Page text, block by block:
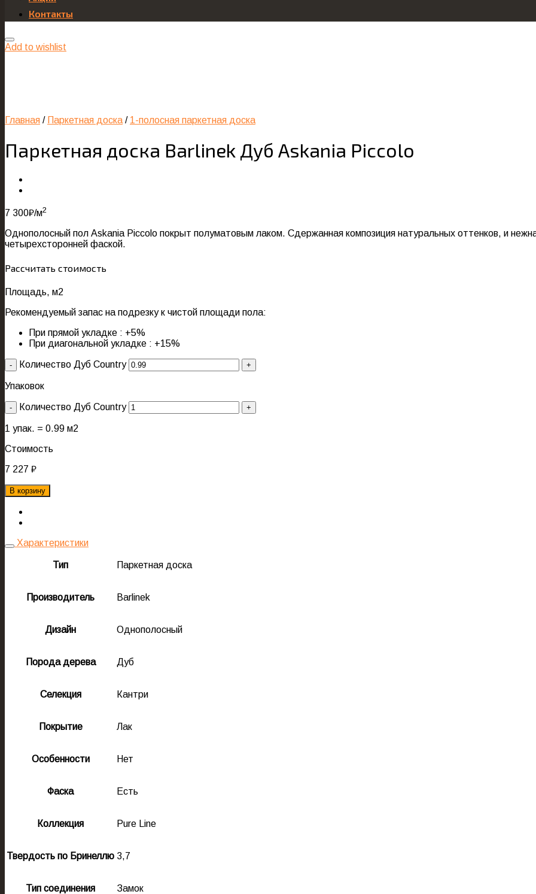
Контакты
Add to wishlist
Главная / Паркетная доска / 1-полосная паркетная доска
Паркетная доска Barlinek Дуб Askania Piccolo
7 300₽/м2
Однополосный пол Askania Piccolo покрыт полуматовым лаком. Сдержанная композиция натуральных оттенков, и
четырехсторонней фаской.
Рассчитать стоимость
Площадь, м2
Рекомендуемый запас на подрезку к чистой площади пола:
При прямой укладке : +5%
При диагональной укладке : +15%
Количество Дуб Country
Упаковок
Количество Дуб Country
1 упак. = 0.99 м2
Стоимость
7 227 ₽
В корзину
Характеристики
Тип Паркетная доска
Производитель Barlinek
Дизайн Однополосный
Порода дерева Дуб
Селекция Кантри
Покрытие Лак
Особенности Нет
Фаска Есть
Коллекция Pure Line
Твердость по Бринеллю 3,7
Тип соединения Замок